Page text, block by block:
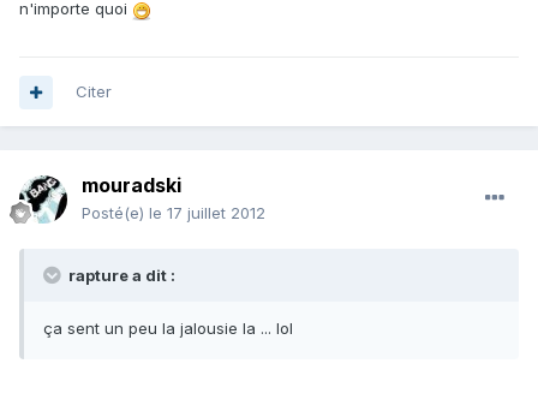
n'importe quoi
Citer
mouradski
Posté(e) le 17 juillet 2012
rapture a dit :
ça sent un peu la jalousie la ... lol